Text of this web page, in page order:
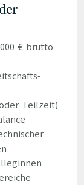
€ brutto
Teilzeit)